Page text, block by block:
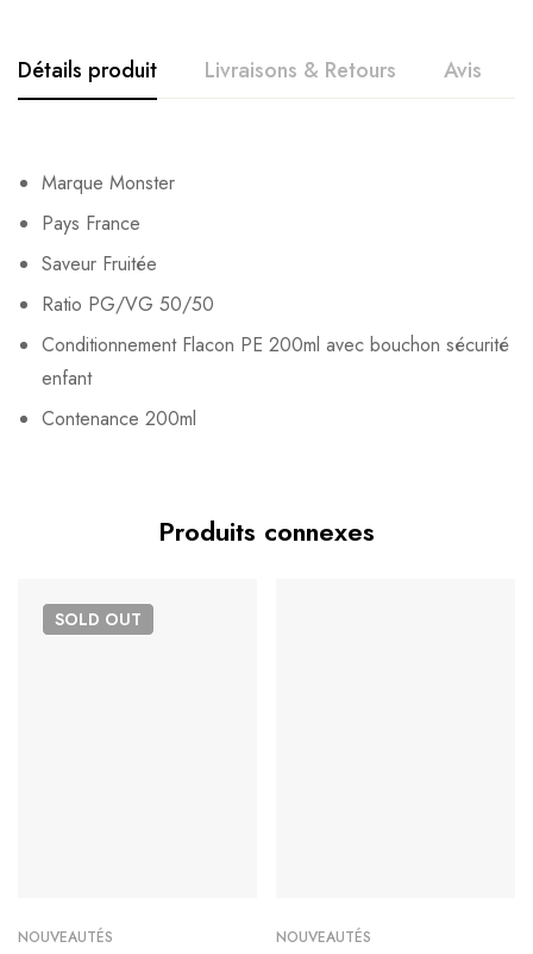
Détails produit Livraisons & Retours Avis
Marque Monster
Pays France
Saveur Fruitée
Ratio PG/VG 50/50
Conditionnement Flacon PE 200ml avec bouchon sécurité
enfant
Contenance 200ml
Ajouter mon avis
Il n'y a pas encore d'avis, donnez le vôtre en premier !
0 question sur ce produit
Aucune question actuellement. Devenez le premier à poser
votre question !
Produits connexes
SOLD OUT
NOUVEAUTÉS NOUVEAUTÉS